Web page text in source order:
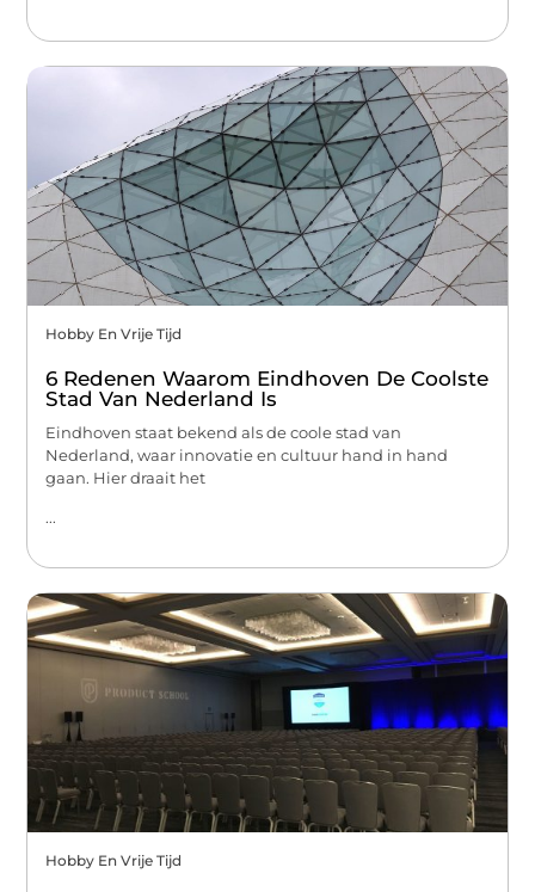
Hobby En Vrije Tijd
6 Redenen Waarom Eindhoven De Coolste
Stad Van Nederland Is
Eindhoven staat bekend als de coole stad van
Nederland, waar innovatie en cultuur hand in hand
gaan. Hier draait het
...
Hobby En Vrije Tijd